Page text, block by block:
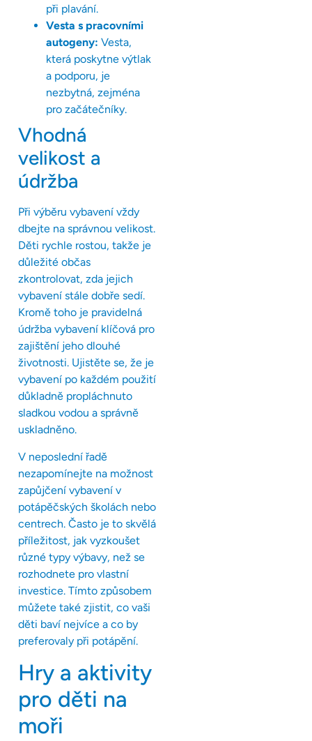
při plavání.
Vesta s pracovními
autogeny: Vesta,
která poskytne výtlak
a podporu, je
nezbytná, zejména
pro začátečníky.
Vhodná
velikost a
údržba
Při výběru vybavení vždy
dbejte na správnou velikost.
Děti rychle rostou, takže je
důležité občas
zkontrolovat, zda jejich
vybavení stále dobře sedí.
Kromě toho je pravidelná
údržba vybavení klíčová pro
zajištění jeho dlouhé
životnosti. Ujistěte se, že je
vybavení po každém použití
důkladně propláchnuto
sladkou vodou a správně
uskladněno.
V neposlední řadě
nezapomínejte na možnost
zapůjčení vybavení v
potápěčských školách nebo
centrech. Často je to skvělá
příležitost, jak vyzkoušet
různé typy výbavy, než se
rozhodnete pro vlastní
investice. Tímto způsobem
můžete také zjistit, co vaši
děti baví nejvíce a co by
preferovaly při potápění.
Hry a aktivity
pro děti na
moři